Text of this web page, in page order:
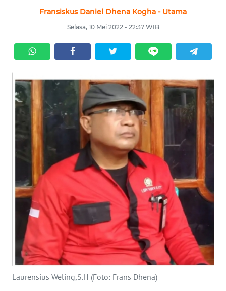
Fransiskus Daniel Dhena Kogha - Utama
Selasa, 10 Mei 2022 - 22:37 WIB
Laurensius Weling,S.H (Foto: Frans Dhena)
SERBA-
SERBI
LABUAN
BAJO
OPINI
Informasi
INDEKS
BERITA
KONTAK
KAMI
INFO
IKLAN